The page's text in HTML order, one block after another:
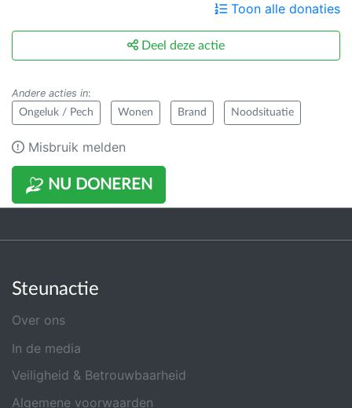
NU DONEREN
Toon alle donaties
Deel deze actie
Andere acties in:
Ongeluk / Pech Wonen Brand Noodsituatie
Misbruik melden
Steunactie
Over ons
In de media
Veiligheid & Betrouwbaarheid
Algemene voorwaarden